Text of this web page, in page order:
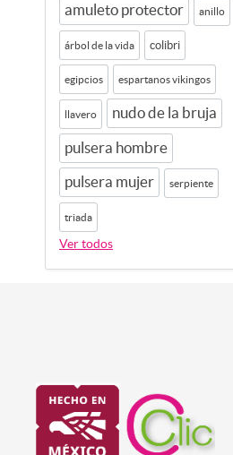
amuleto protector anillo
árbol de la vida colibri
egipcios espartanos vikingos
llavero nudo de la bruja
pulsera hombre
pulsera mujer serpiente
triada
Ver todos